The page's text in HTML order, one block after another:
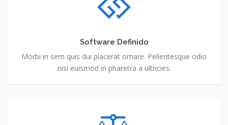
Software Definido
Morbi in sem quis dui placerat ornare. Pellentesque odio
nisi euismod in pharetra a ultricies.